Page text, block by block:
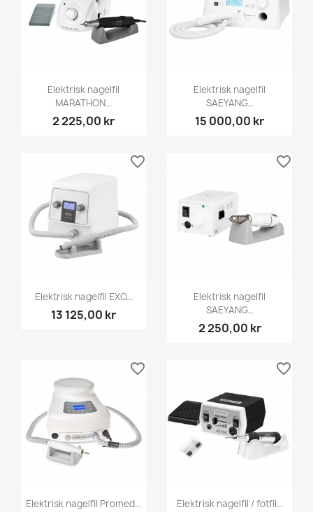
Elektrisk nagelfil
MARATHON...
2 225,00 kr
Elektrisk nagelfil
SAEYANG...
15 000,00 kr
Elektrisk nagelfil EXO...
13 125,00 kr
favorite_border
Elektrisk nagelfil
SAEYANG...
2 250,00 kr
favorite_border
Elektrisk nagelfil Promed...
favorite_border
Elektrisk nagelfil / fotfil...
favorite_border